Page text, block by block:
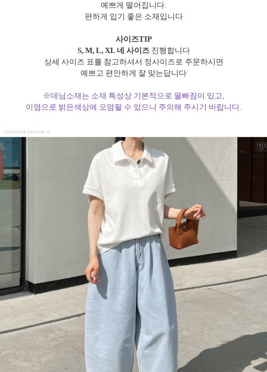
예쁘게 떨어집니다.
편하게 입기 좋은 소재입니다
사이즈TIP
S, M, L, XL 네 사이즈진행합니다
상세 사이즈 표를 참고하셔서 정사이즈로 주문하시면
예쁘고 편안하게 잘 맞는답니다
※데님소재는 소재 특성상 기본적으로 물빠짐이 있고,
이염으로 밝은색상에 오염될 수 있으니 주의해 주시기 바랍니다.